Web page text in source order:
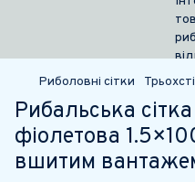
Риболовні сітки
Рибальська
фіолетова
вшитим